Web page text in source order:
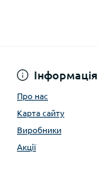
Інформація
Про нас
Карта сайту
Виробники
Акції